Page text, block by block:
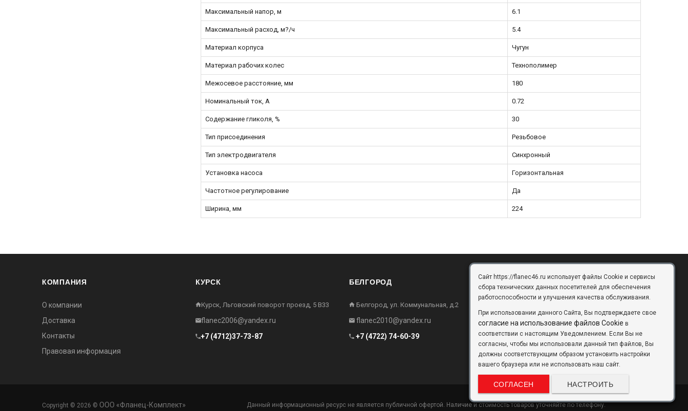
Максимальный напор, м 6.1
Максимальный расход, м?/ч 5.4
Материал корпуса Чугун
Материал рабочих колес Технополимер
Межосевое расстояние, мм 180
Номинальный ток, А 0.72
Содержание гликоля, % 30
Тип присоединения Резьбовое
Тип электродвигателя Синхронный
Установка насоса Горизонтальная
Частотное регулирование Да
Ширина, мм 224
КОМПАНИЯ
О компании
Доставка
Контакты
Правовая информация
КУРСК
Курск, Льговский поворот проезд, 5 В33
flanec2006@yandex.ru
+7 (4712)37-73-87
БЕЛГОРОД
Белгород, ул. Коммунальная, д.2
flanec2010@yandex.ru
+7 (4722) 74-60-39
БРЯНСК
flanec32@yandex.ru
+7 (4832) 63-57-16
Copyright © 2026 © ООО «Фланец-Комплект» Данный информационный ресурс не является публичной офертой. Наличие и стоимость товаров уточняйте по телефону.
Сайт https://flanec46.ru использует файлы Cookie и сервисы
сбора технических данных посетителей для обеспечения
работоспособности и улучшения качества обслуживания.
При использовании данного Сайта, Вы подтверждаете свое
согласие на использование файлов Cookie в
соответствии с настоящим Уведомлением. Если Вы не
согласны, чтобы мы использовали данный тип файлов, Вы
должны соответствующим образом установить настройки
вашего браузера или не использовать наш сайт.
СОГЛАСЕН НАСТРОИТЬ